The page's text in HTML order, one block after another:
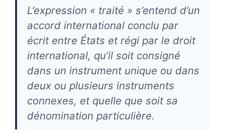
L’expression « traité » s’entend d’un
accord international conclu par
écrit entre États et régi par le droit
international, qu’il soit consigné
dans un instrument unique ou dans
deux ou plusieurs instruments
connexes, et quelle que soit sa
dénomination particulière.